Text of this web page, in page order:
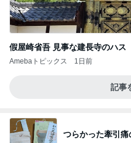
假屋崎省吾 見事な建長寺のハス
Amebaトピックス 1日前
記事
つらかった牽引痛